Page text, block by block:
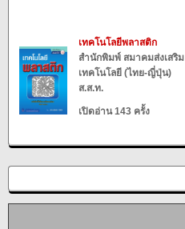
เทคโนโลยีพลาสติก
สำนักพิมพ์ สมาคมส่งเสริม
เทคโนโลยี (ไทย-ญี่ปุ่น)
ส.ส.ท.
เปิดอ่าน 143 ครั้ง